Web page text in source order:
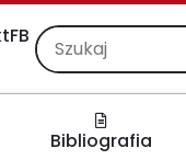
FB
Bibliografia